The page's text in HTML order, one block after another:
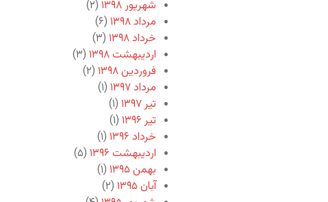
شهریور ۱۳۹۸
(۲)
مرداد ۱۳۹۸
(۶)
خرداد ۱۳۹۸
(۳)
اردیبهشت ۱۳۹۸
(۳)
فروردین ۱۳۹۸
(۲)
مرداد ۱۳۹۷
(۱)
تیر ۱۳۹۷
(۱)
تیر ۱۳۹۶
(۱)
خرداد ۱۳۹۶
(۱)
اردیبهشت ۱۳۹۶
(۵)
بهمن ۱۳۹۵
(۱)
آبان ۱۳۹۵
(۲)